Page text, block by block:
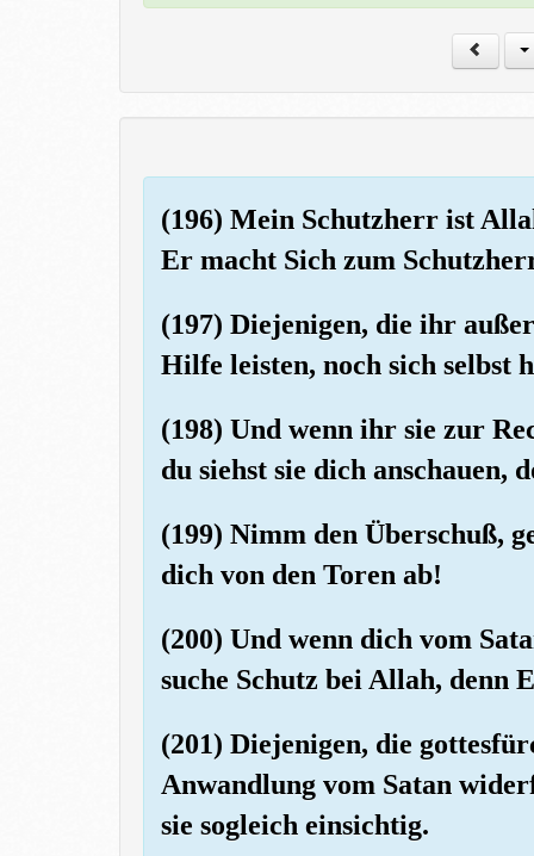
(196) Mein Schutzherr ist
Er macht Sich zum
(197) Diejenigen, die ihr
Hilfe leisten, noch sich selbst
(198) Und wenn ihr sie zur
du siehst sie dich anschauen,
(199) Nimm den Überschuß,
dich von den Toren ab!
(200) Und wenn dich vom
suche Schutz bei Allah, denn
(201) Diejenigen, die
Anwandlung vom Satan
sie sogleich einsichtig.